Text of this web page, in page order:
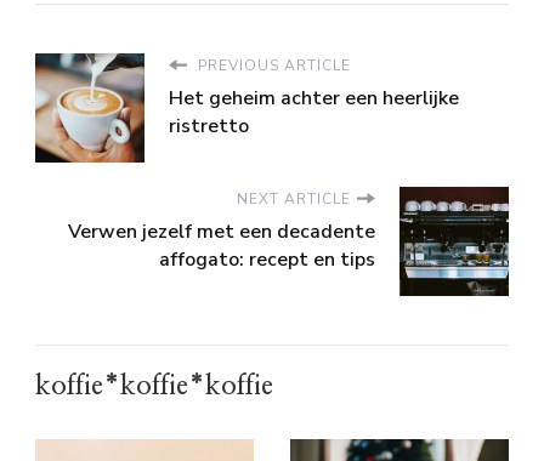
PREVIOUS ARTICLE
Het geheim achter een heerlijke
ristretto
NEXT ARTICLE
Verwen jezelf met een decadente
affogato: recept en tips
koffie*koffie*koffie